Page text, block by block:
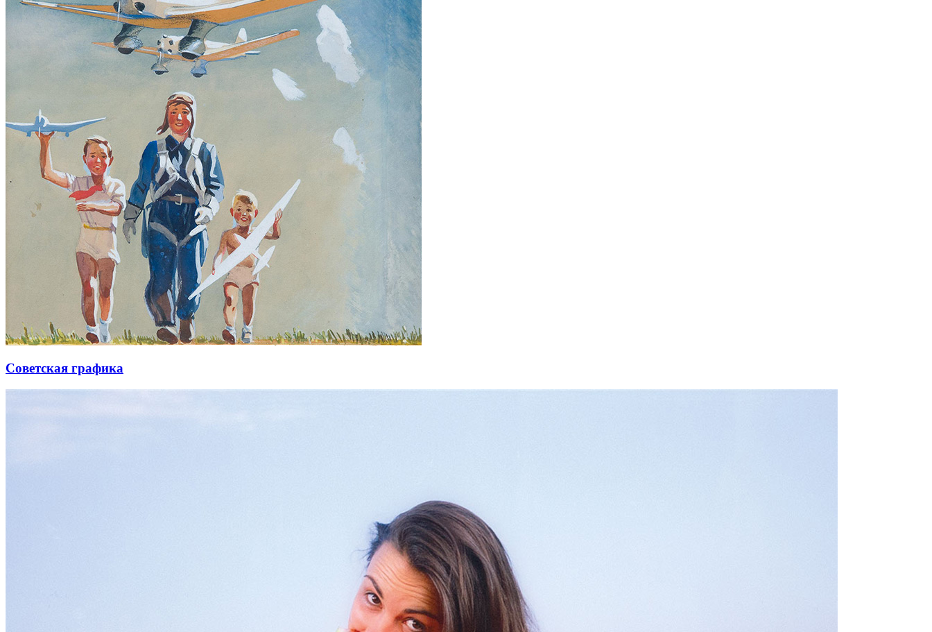
Советская графика